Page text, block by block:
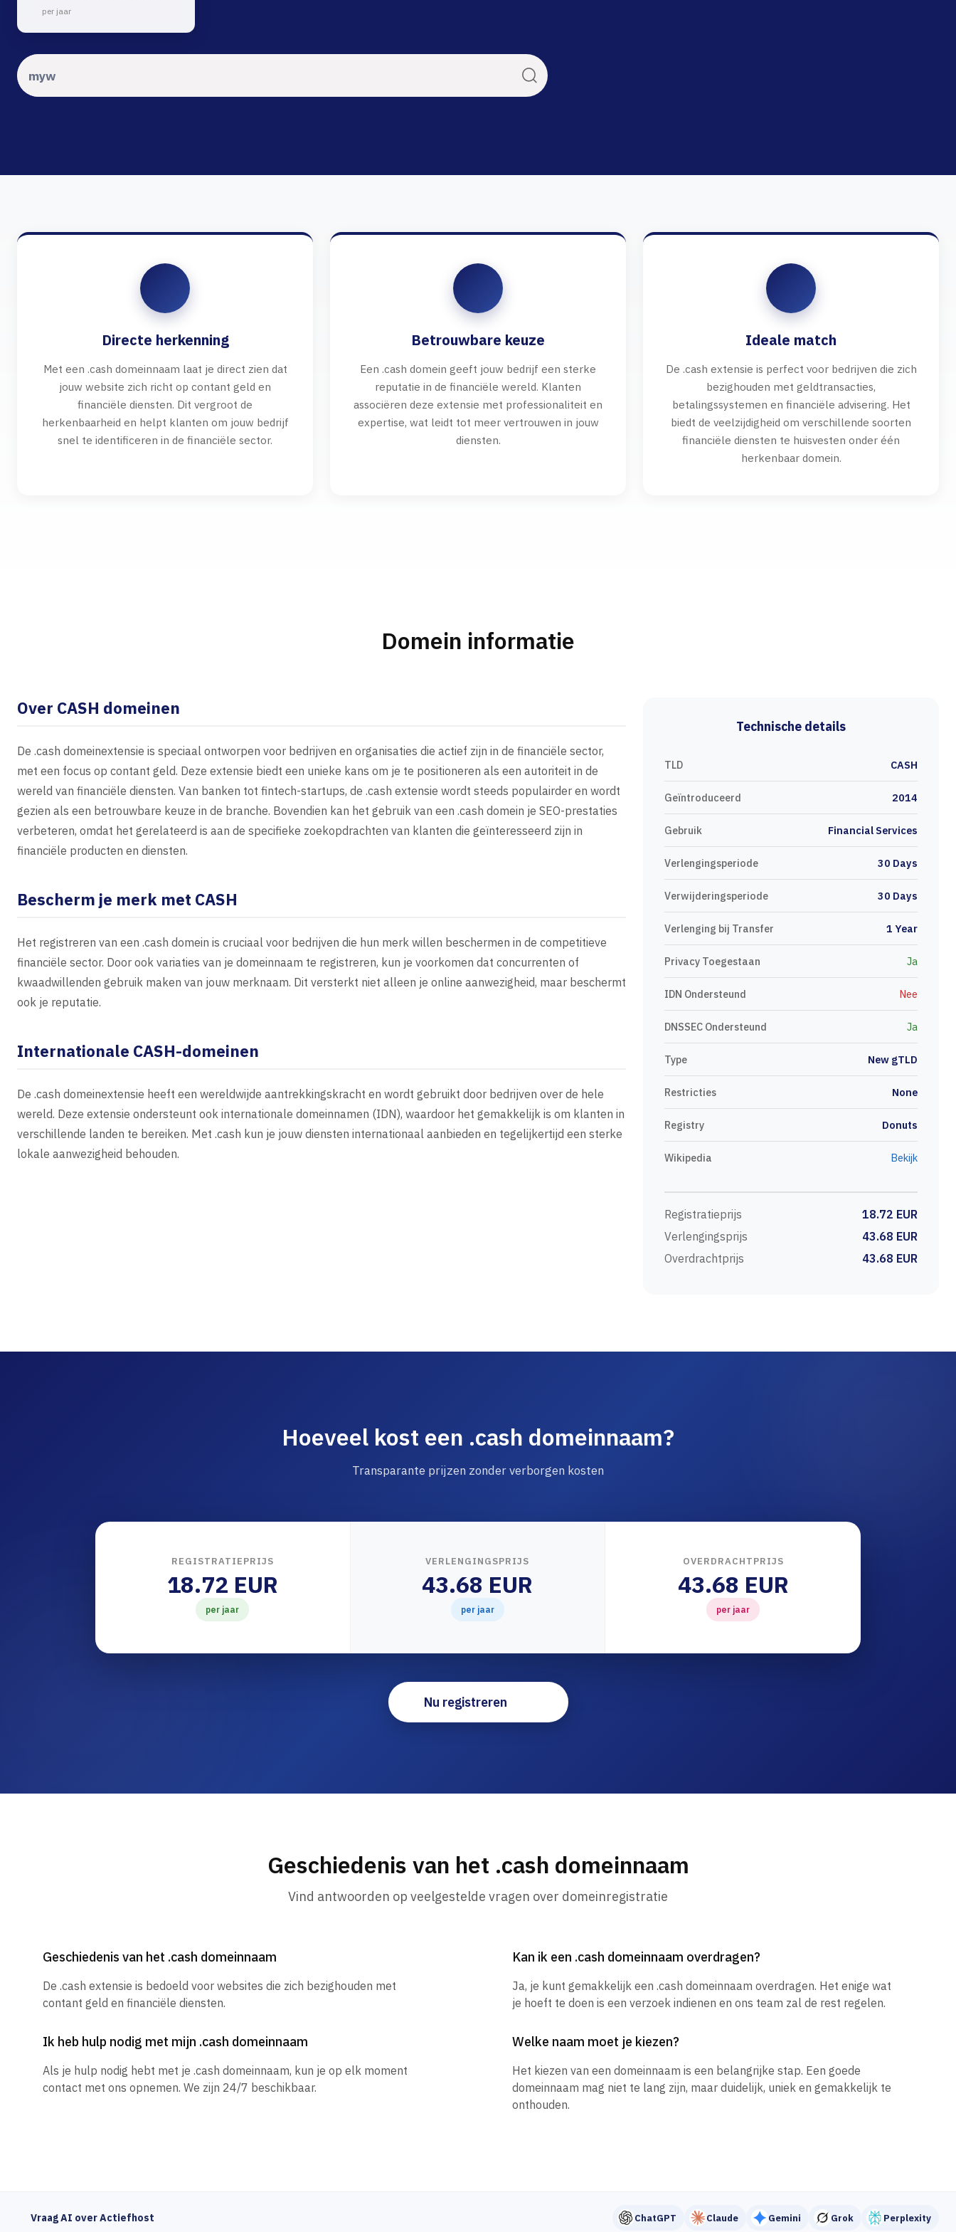
per jaar
Directe herkenning
Met een .cash domeinnaam laat je direct zien dat
jouw website zich richt op contant geld en
financiële diensten. Dit vergroot de
herkenbaarheid en helpt klanten om jouw bedrijf
snel te identificeren in de financiële sector.
Betrouwbare keuze
Een .cash domein geeft jouw bedrijf een sterke
reputatie in de financiële wereld. Klanten
associëren deze extensie met professionaliteit en
expertise, wat leidt tot meer vertrouwen in jouw
diensten.
Ideale match
De .cash extensie is perfect voor bedrijven die zich
bezighouden met geldtransacties,
betalingssystemen en financiële advisering. Het
biedt de veelzijdigheid om verschillende soorten
financiële diensten te huisvesten onder één
herkenbaar domein.
Domein informatie
Over CASH domeinen
De .cash domeinextensie is speciaal ontworpen voor bedrijven en organisaties die actief zijn in de financiële sector,
met een focus op contant geld. Deze extensie biedt een unieke kans om je te positioneren als een autoriteit in de
wereld van financiële diensten. Van banken tot fintech-startups, de .cash extensie wordt steeds populairder en wordt
gezien als een betrouwbare keuze in de branche. Bovendien kan het gebruik van een .cash domein je SEO-prestaties
verbeteren, omdat het gerelateerd is aan de specifieke zoekopdrachten van klanten die geïnteresseerd zijn in
financiële producten en diensten.
Bescherm je merk met CASH
Het registreren van een .cash domein is cruciaal voor bedrijven die hun merk willen beschermen in de competitieve
financiële sector. Door ook variaties van je domeinnaam te registreren, kun je voorkomen dat concurrenten of
kwaadwillenden gebruik maken van jouw merknaam. Dit versterkt niet alleen je online aanwezigheid, maar beschermt
ook je reputatie.
Internationale CASH-domeinen
De .cash domeinextensie heeft een wereldwijde aantrekkingskracht en wordt gebruikt door bedrijven over de hele
wereld. Deze extensie ondersteunt ook internationale domeinnamen (IDN), waardoor het gemakkelijk is om klanten in
verschillende landen te bereiken. Met .cash kun je jouw diensten internationaal aanbieden en tegelijkertijd een sterke
lokale aanwezigheid behouden.
Technische details
TLD CASH
Geïntroduceerd 2014
Gebruik Financial Services
Verlengingsperiode 30 Days
Verwijderingsperiode 30 Days
Verlenging bij Transfer 1 Year
Privacy Toegestaan Ja
IDN Ondersteund Nee
DNSSEC Ondersteund Ja
Type New gTLD
Restricties None
Registry Donuts
Wikipedia Bekijk
Registratieprijs
18.72 EUR
Verlengingsprijs
43.68 EUR
Overdrachtprijs
43.68 EUR
Hoeveel kost een .cash domeinnaam?
Transparante prijzen zonder verborgen kosten
REGISTRATIEPRIJS
18.72 EUR
per jaar
VERLENGINGSPRIJS
43.68 EUR
per jaar
OVERDRACHTPRIJS
43.68 EUR
per jaar
Nu registreren
Geschiedenis van het .cash domeinnaam
Vind antwoorden op veelgestelde vragen over domeinregistratie
Geschiedenis van het .cash domeinnaam
De .cash extensie is bedoeld voor websites die zich bezighouden met
contant geld en financiële diensten.
Kan ik een .cash domeinnaam overdragen?
Ja, je kunt gemakkelijk een .cash domeinnaam overdragen. Het enige wat
je hoeft te doen is een verzoek indienen en ons team zal de rest regelen.
Ik heb hulp nodig met mijn .cash domeinnaam
Als je hulp nodig hebt met je .cash domeinnaam, kun je op elk moment
contact met ons opnemen. We zijn 24/7 beschikbaar.
Welke naam moet je kiezen?
Het kiezen van een domeinnaam is een belangrijke stap. Een goede
domeinnaam mag niet te lang zijn, maar duidelijk, uniek en gemakkelijk te
onthouden.
Vraag AI over Actiefhost ChatGPT Claude Gemini Grok Perplexity